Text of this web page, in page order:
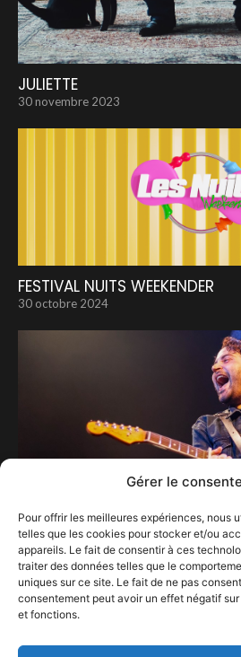
Gérer le
Pour offrir les meilleures expériences, nous
telles que les cookies pour stocker et/ou
appareils. Le fait de consentir à ces
traiter des données telles que le
uniques sur ce site. Le fait de ne pas
consentement peut avoir un effet négatif
et fonctions.
JULIETTE
30 novembre 2023
FESTIVAL NUITS WEEKENDER
30 octobre 2024
Noé Preszow enflamme
Botanique avec un
1 avril 2024